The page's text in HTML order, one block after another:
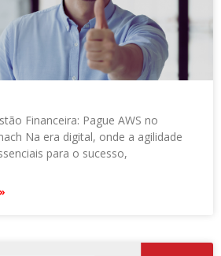
Financeira: Pague AWS no
Na era digital, onde a agilidade
para o sucesso,